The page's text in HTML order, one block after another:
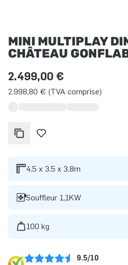
MINI MULTIPLAY
CHÂTEAU
2.499,00 €
2.998,80 € (TVA comprise)
4.5 x 3.5 x 3.8m
Souffleur 1,1KW
100 kg
9.5/10